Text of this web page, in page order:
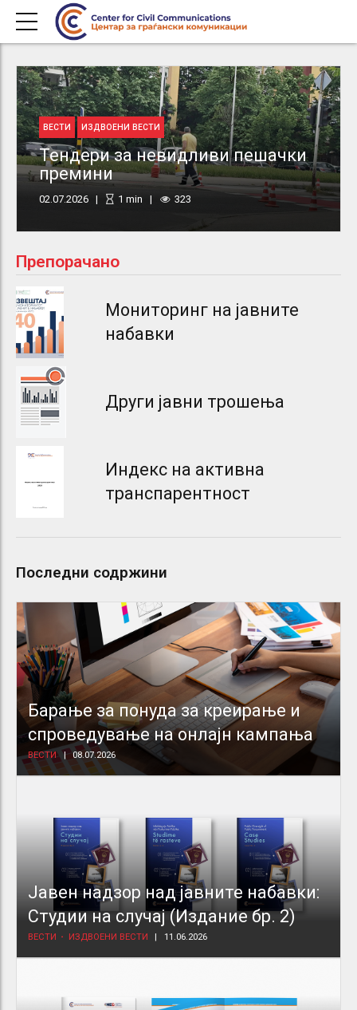
ВЕСТИ ИЗДВОЕНИ ВЕСТИ
Тендери за невидливи пешачки
премини
02.07.2026 1 min 323
Препорачано
Мониторинг на јавните
набавки
Други јавни трошења
Индекс на активна
транспарентност
Последни содржини
Барање за понуда за креирање и
спроведување на онлајн кампања
ВЕСТИ 08.07.2026
Јавен надзор над јавните набавки:
Студии на случај (Издание бр. 2)
ВЕСТИ ИЗДВОЕНИ ВЕСТИ 11.06.2026